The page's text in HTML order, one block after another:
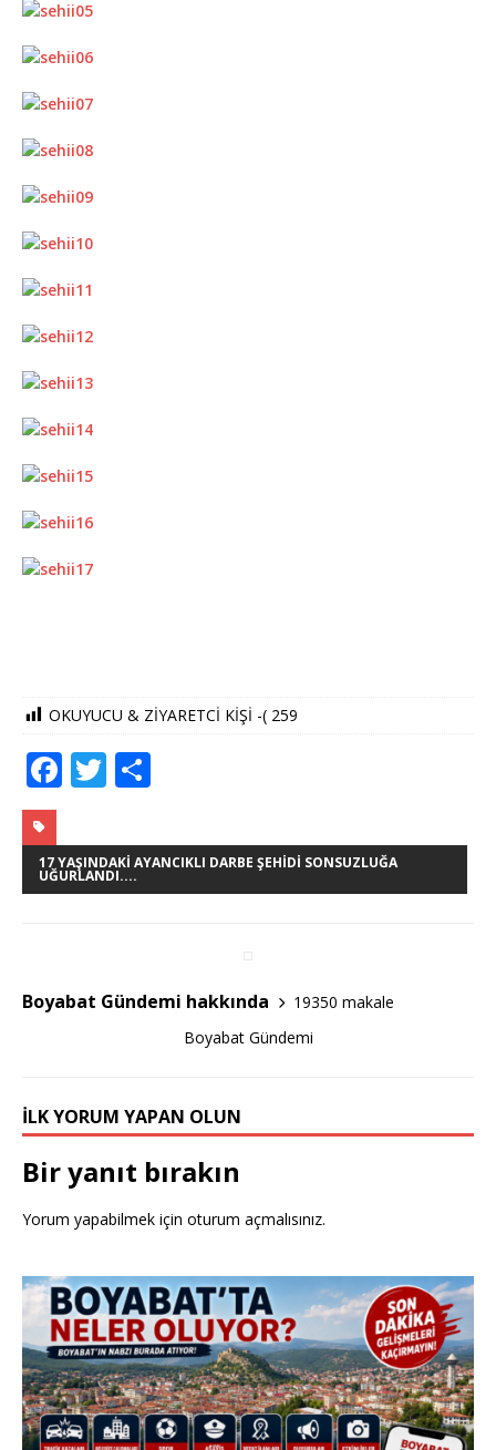
OKUYUCU & ZİYARETCİ KİŞİ -( 259
F
c
e
o
k
T
it
te
ar
e
17 YAŞINDAKI AYANCIKLI DARBE ŞEHIDI SONSUZLUĞA
UĞURLANDI....
Boyabat Gündemi hakkında
19350 makale
Boyabat Gündemi
İLK YORUM YAPAN OLUN
Bir yanıt bırakın
Yorum yapabilmek için oturum açmalısınız.